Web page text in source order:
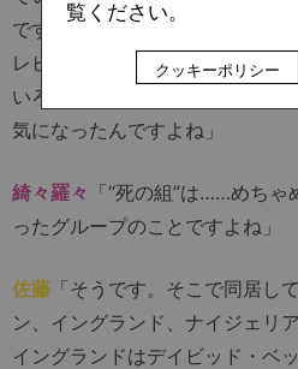
です。でも、日韓W杯は自国開
レビも試合を放送してくれるか
いろ調べてみたら、グループFが
気になったんですよね」
綺々羅々 「“死の組”は……めち
ったグループのことですよね」
佐藤 「そうです。そこで同居し
ン、イングランド、ナイジェリ
イングランドはデイビッド・ベ
覧ください。
クッキーポリシー